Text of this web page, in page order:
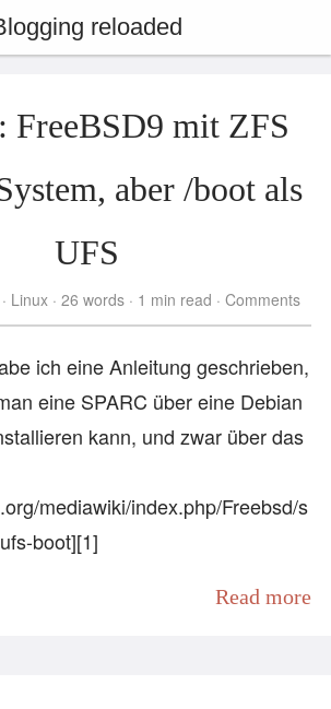
reloaded
FreeBSD9 mit ZFS
aber /boot als
UFS
Linux 26 words 1 min read Comments
ich eine Anleitung geschrieben,
eine SPARC über eine Debian
kann, und zwar über das
mediawiki/index.php/Freebsd/s
boot][1]
Read more